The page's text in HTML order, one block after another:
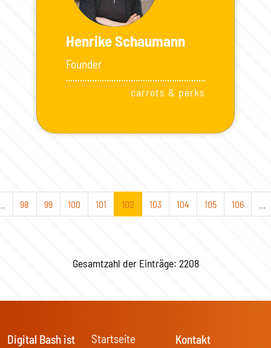
Henrike Schaumann
Founder
carrots & perks
98 99 100 101 102 103 104 105 106
Gesamtzahl der Einträge: 2208
Digital Bash ist
Startseite
Kontakt